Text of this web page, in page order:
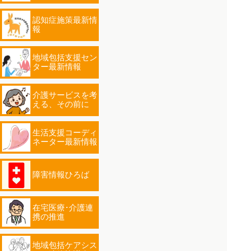
認知症施策最新情
報
地域包括支援セン
ター最新情報
介護サービスを考
える、その前に
生活支援コーディ
ネーター最新情報
障害情報ひろば
在宅医療･介護連
携の推進
地域包括ケアシス